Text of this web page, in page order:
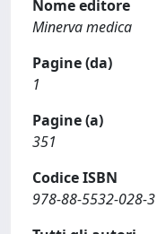
Nome editore
Minerva medica
Pagine (da)
1
Pagine (a)
351
Codice ISBN
978-88-5532-028-3